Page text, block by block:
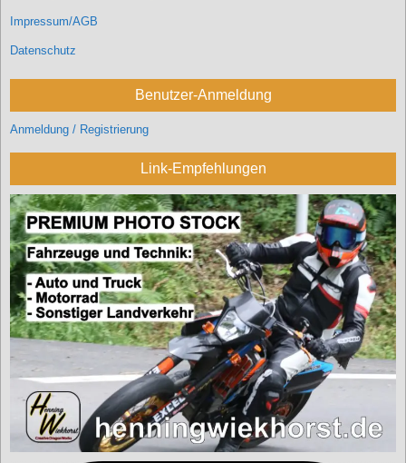
Impressum/AGB
Datenschutz
Benutzer-Anmeldung
Anmeldung / Registrierung
Link-Empfehlungen